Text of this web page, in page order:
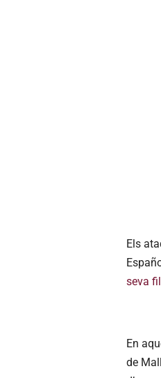
Els
seva
En
de